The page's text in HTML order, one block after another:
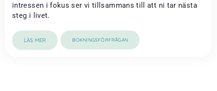
intressen i fokus ser vi tillsammans till att ni tar nästa
steg i livet.
LÄS MER BOKNINGSFÖRFRÅGAN